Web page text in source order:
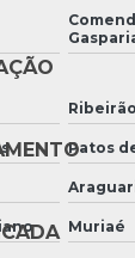
de água
de água e
de água
de água
de água
Patos
Muriaé